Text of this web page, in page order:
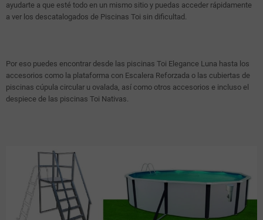
ayudarte a que esté todo en un mismo sitio y puedas acceder rápidamente
a ver los descatalogados de Piscinas Toi sin dificultad.
Por eso puedes encontrar desde las piscinas Toi Elegance Luna hasta los
accesorios como la plataforma con Escalera Reforzada o las cubiertas de
piscinas cúpula circular u ovalada, así como otros accesorios e incluso el
despiece de las piscinas Toi Nativas.